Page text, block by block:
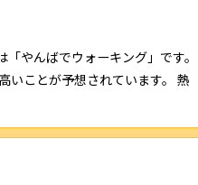
やんばでウォーキング」です。
いことが予想されています。 熱